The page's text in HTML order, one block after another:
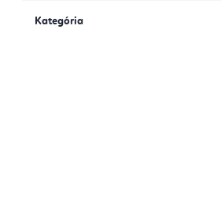
Kategória